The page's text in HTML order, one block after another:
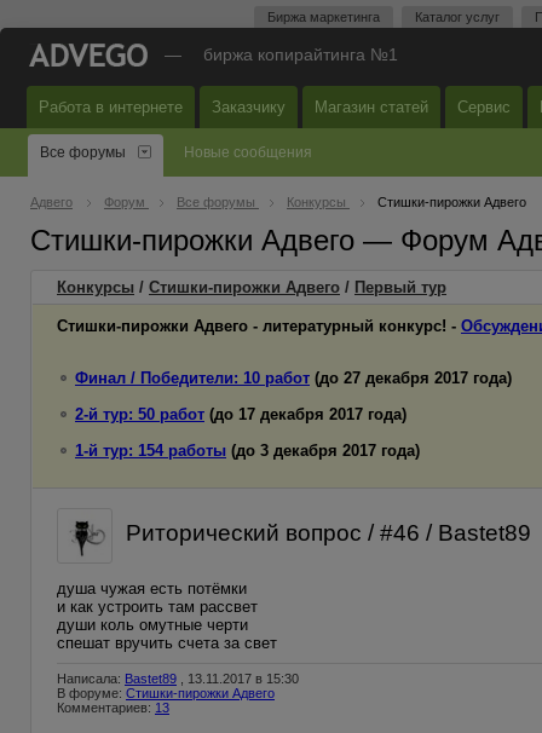
Биржа маркетинга Каталог услуг
— биржа копирайтинга №1
Работа в интернете Заказчику Магазин статей Сервис
Все форумы Новые сообщения
Адвего Форум Все форумы Конкурсы Стишки-пирожки Адвего
Стишки-пирожки Адвего — Форум
Конкурсы / Стишки-пирожки Адвего / Первый тур
Стишки-пирожки Адвего - литературный конкурс! -
Финал / Победители: 10 работ (до 27 декабря 2017 года)
2-й тур: 50 работ (до 17 декабря 2017 года)
1-й тур: 154 работы (до 3 декабря 2017 года)
Риторический вопрос / #46 / Bastet89
душа чужая есть потёмки
и как устроить там рассвет
души коль омутные черти
спешат вручить счета за свет
Написала: Bastet89 , 13.11.2017 в 15:30
В форуме: Стишки-пирожки Адвего
Комментариев: 13